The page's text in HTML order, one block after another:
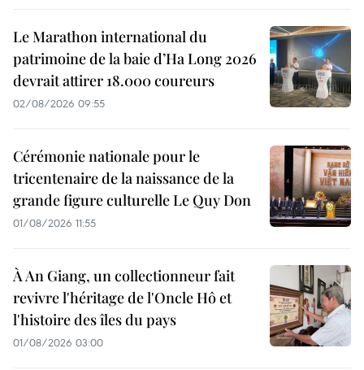
Le Marathon international du
patrimoine de la baie d’Ha Long 2026
devrait attirer 18.000 coureurs
02/08/2026 09:55
Cérémonie nationale pour le
tricentenaire de la naissance de la
grande figure culturelle Le Quy Don
01/08/2026 11:55
À An Giang, un collectionneur fait
revivre l'héritage de l'Oncle Hô et
l'histoire des îles du pays
01/08/2026 03:00